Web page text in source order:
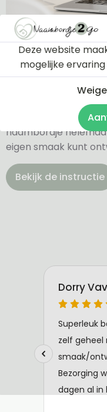
Via onderstaande
een tutorial die u
ontwerptool.
naambordje
eigen smaak kunt
Bekijk de instructie
Deze website
mogelijke